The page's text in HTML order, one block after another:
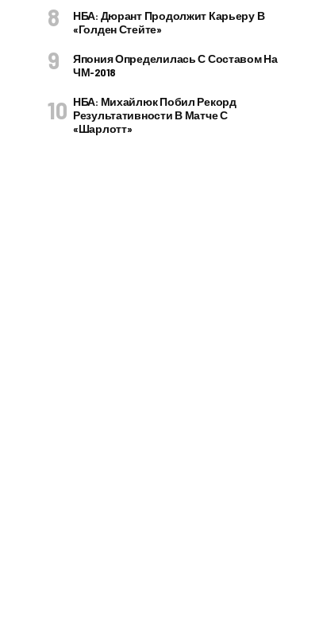
НБА: Дюрант Продолжит Карьеру В
«Голден Стейте»
Япония Определилась С Составом На
ЧМ-2018
НБА: Михайлюк Побил Рекорд
Результативности В Матче С
«Шарлотт»